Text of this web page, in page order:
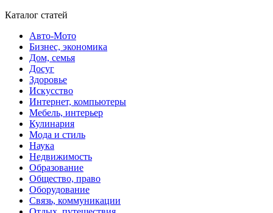
Каталог статей
Авто-Мото
Бизнес, экономика
Дом, семья
Досуг
Здоровье
Искусство
Интернет, компьютеры
Мебель, интерьер
Кулинария
Мода и стиль
Наука
Недвижимость
Образование
Общество, право
Оборудование
Связь, коммуникации